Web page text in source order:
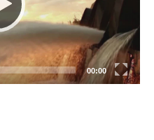
00:00